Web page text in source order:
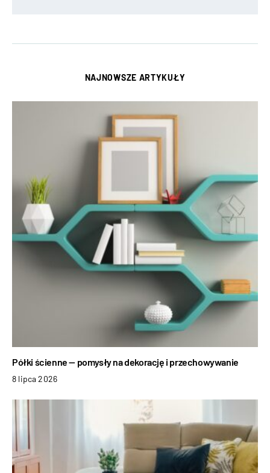
NAJNOWSZE ARTYKUŁY
Półki ścienne — pomysły na dekorację i przechowywanie
8 lipca 2026